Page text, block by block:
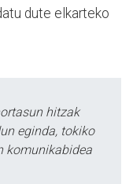
dute elkarteko
hitzak
eginda, tokiko
komunikabidea